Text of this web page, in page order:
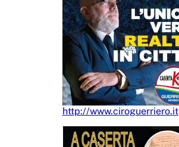
http://www.ciroguerriero.it